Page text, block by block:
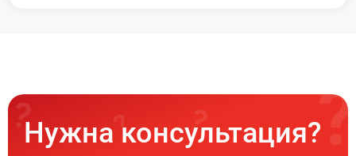
Нужна консультация?